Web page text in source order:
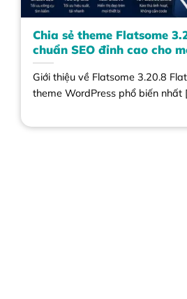
Chia sẻ theme Flatsome
chuẩn SEO đỉnh cao cho
Giới thiệu về Flatsome 3.20.8
theme WordPress phổ biến nhất